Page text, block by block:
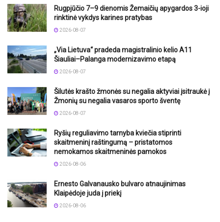
Rugpjūčio 7–9 dienomis Žemaičių apygardos 3-ioji
rinktinė vykdys karines pratybas
2026-08-07
„Via Lietuva“ pradeda magistralinio kelio A11
Šiauliai–Palanga modernizavimo etapą
2026-08-07
Šilutės krašto žmonės su negalia aktyviai įsitraukė į
Žmonių su negalia vasaros sporto šventę
2026-08-07
Ryšių reguliavimo tarnyba kviečia stiprinti
skaitmeninį raštingumą – pristatomos
nemokamos skaitmeninės pamokos
2026-08-06
Ernesto Galvanausko bulvaro atnaujinimas
Klaipėdoje juda į priekį
2026-08-06